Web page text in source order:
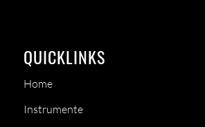
QUICKLINKS
Home
Instrumente